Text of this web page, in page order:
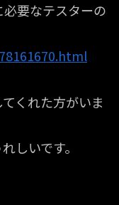
要なテスターの
くれた方がいま
しいです。